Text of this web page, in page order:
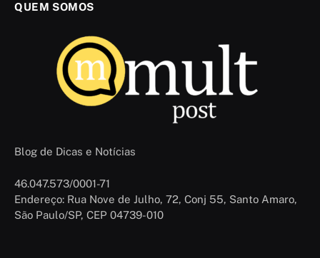
QUEM SOMOS
Blog de Dicas e Notícias
46.047.573/0001-71
Endereço: Rua Nove de Julho, 72, Conj 55, Santo Amaro,
São Paulo/SP, CEP 04739-010